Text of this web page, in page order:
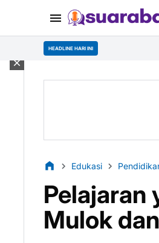
HEADLINE HARI INI
Edukasi
Pelajaran
Mulok